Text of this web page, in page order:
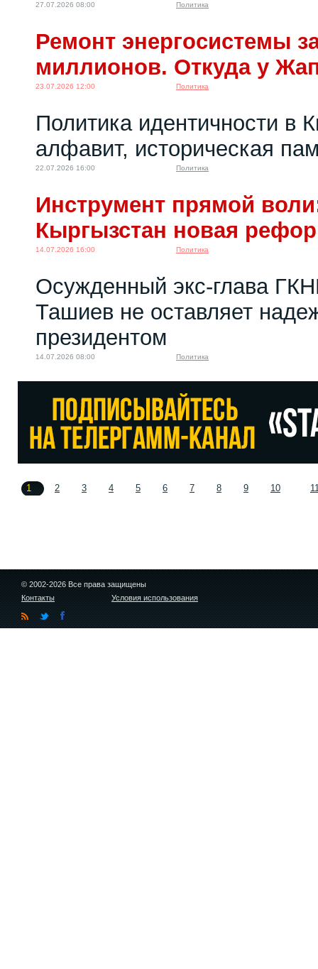
27.07.2026 08:00 Политика
Ремонт энергосистемы
миллионов. Откуда у
23.07.2026 12:00 Политика
Политика идентичности в
алфавит, историческая
22.07.2026 16:00 Политика
Инструмент прямой
Кыргызстан новая
14.07.2026 16:00 Политика
Осужденный экс-глава
Ташиев не оставляет
президентом
14.07.2026 08:00 Политика
1 2 3 4 5 6 7 8 9 10
© 2002-2026 Все права защищены
Контакты
Условия использования